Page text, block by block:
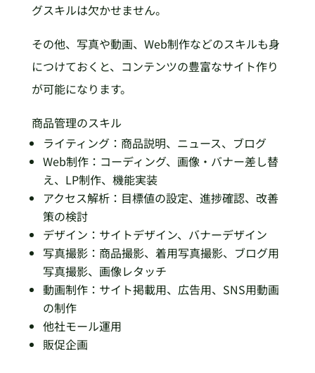
グスキルは欠かせません。
その他、写真や動画、Web制作などのスキルも身
につけておくと、コンテンツの豊富なサイト作り
が可能になります。
商品管理のスキル
ライティング：商品説明、ニュース、ブログ
Web制作：コーディング、画像・バナー差し替
え、LP制作、機能実装
アクセス解析：目標値の設定、進捗確認、改善
策の検討
デザイン：サイトデザイン、バナーデザイン
写真撮影：商品撮影、着用写真撮影、ブログ用
写真撮影、画像レタッチ
動画制作：サイト掲載用、広告用、SNS用動画
の制作
他社モール運用
販促企画 ​